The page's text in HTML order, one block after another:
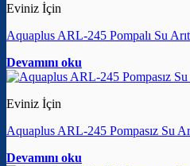
Eviniz İçin
Aquaplus ARL-245 Pompalı Su
Devamını oku
Eviniz İçin
Aquaplus ARL-245 Pompasız Su
Devamını oku